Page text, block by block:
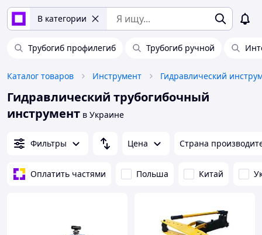
В категории
Трубогиб профилегиб Трубогиб ручной
Каталог товаров Инструмент Гидравлический
Гидравлический трубогибочный
инструмент в Украине
Фильтры Цена Страна
Оплатить частями Польша Китай